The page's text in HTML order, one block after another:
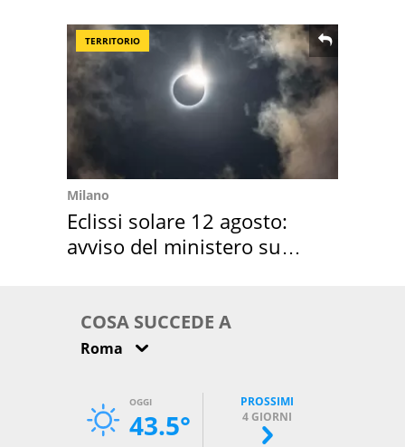
TERRITORIO
Milano
Eclissi solare 12 agosto:
avviso del ministero su